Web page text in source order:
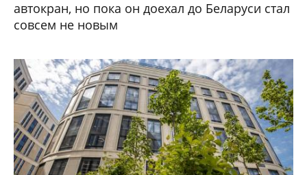
автокран, но пока он доехал до Беларуси стал
совсем не новым